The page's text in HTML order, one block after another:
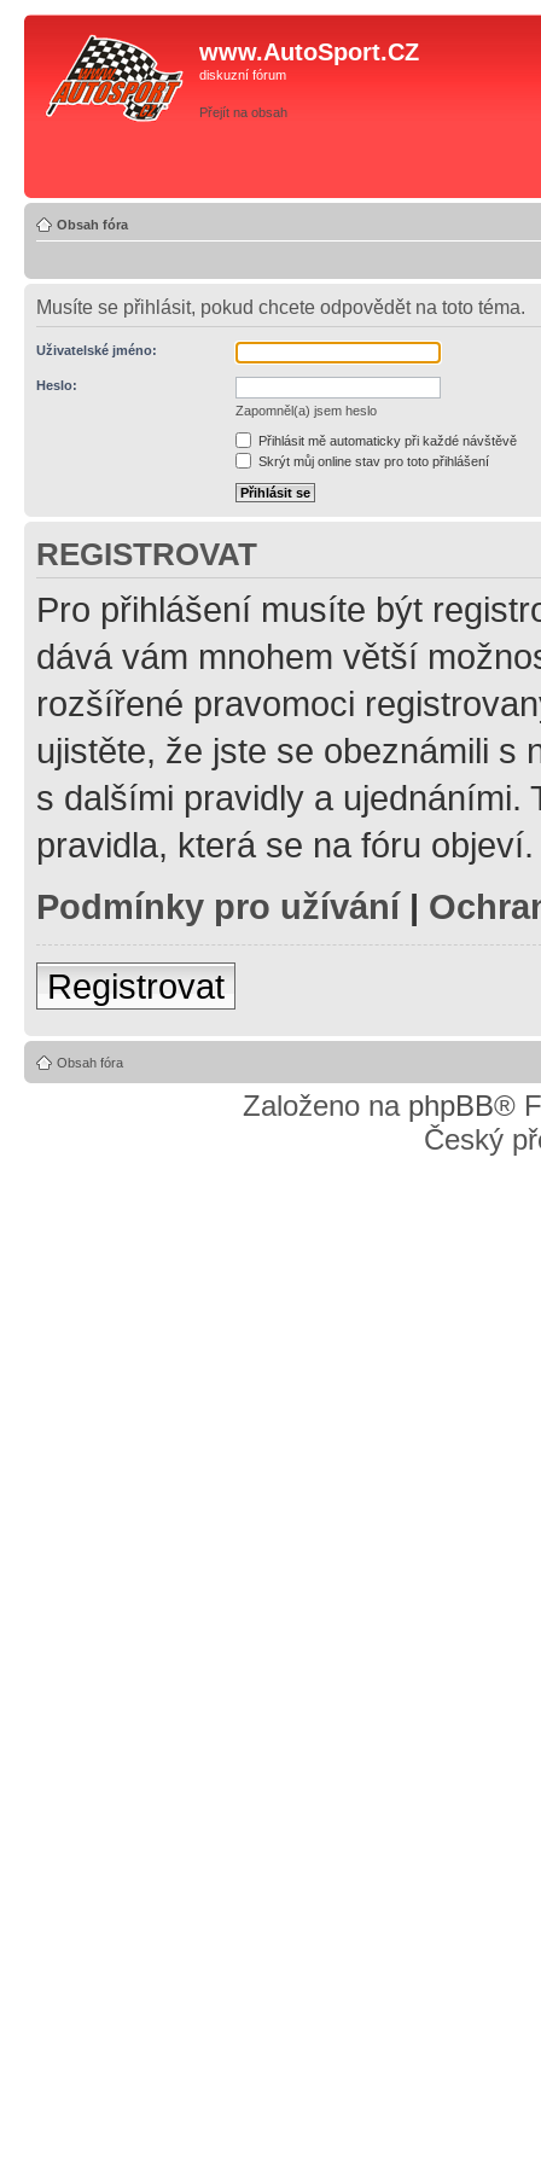
www.AutoSport.CZ
diskuzní fórum
Přejít na obsah
Obsah fóra
Musíte se přihlásit, pokud chcete odpovědět na toto téma.
Uživatelské jméno:
Heslo:
Zapomněl(a) jsem heslo
Přihlásit mě automaticky při každé návštěvě
Skrýt můj online stav pro toto přihlášení
REGISTROVAT
Pro přihlášení musíte být
dává vám mnohem větší
rozšířené pravomoci
ujistěte, že jste se obeznámili s
s dalšími pravidly a ujednáními.
pravidla, která se na fóru objeví.
Podmínky pro užívání|
Registrovat
Obsah fóra
Založeno na phpBB®
Český